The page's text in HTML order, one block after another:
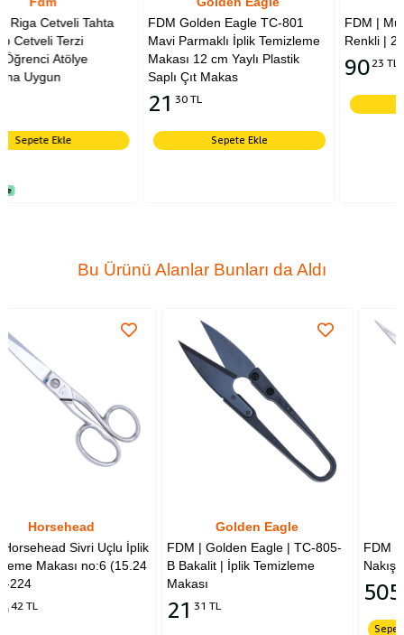
FDM Golden Eagle TC-801
Mavi Parmaklı İplik Temizleme
Makası 12 cm Yaylı Plastik
Saplı Çıt Makas
Sepete Ekle
FDM | Muşi Çizgi Taşı |
Renkli | 25 Adet
90 23 TL
Sepete Ekle
Bu Ürünü Alanlar Bunları da Aldı
İplik
FDM | Golden Eagle | TC-805-
B Bakalit | İplik Temizleme
FDM Rose Europe Ayrık
Nakış Makası M-166 (009-